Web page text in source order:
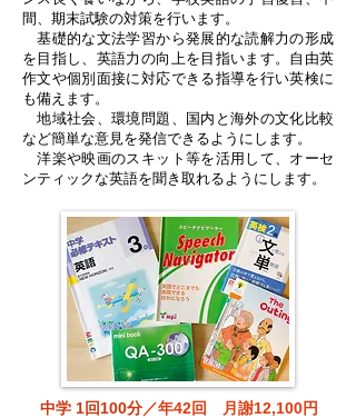
間、期末試験の対策を行います。
基礎的な文法学習から発展的な読解力の形成
を目指し、英語力の向上を目指います。自由英
作文や個別面接に対応できる指導を行い英検に
も備えます。
地域社会、環境問題、国内と海外の文化比較
など簡単な意見を発信できるようにします。
洋楽や映画のスキット等を活用して、オーセ
ンティックな英語を聞き取れるようにします。
中学 1回100分／年42回 月謝12,100円